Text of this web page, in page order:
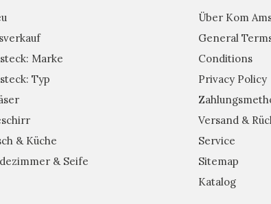
Marke
Typ
& Küche
& Seife
Über Kom
General
Conditions
Privacy Policy
Versand &
Service
Sitemap
Katalog